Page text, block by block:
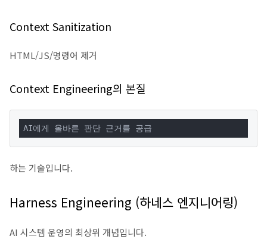
Context Sanitization
HTML/JS/명령어 제거
Context Engineering의 본질
AI에게 올바른 판단 근거를 공급
하는 기술입니다.
Harness Engineering (하네스 엔지니어링)
AI 시스템 운영의 최상위 개념입니다.